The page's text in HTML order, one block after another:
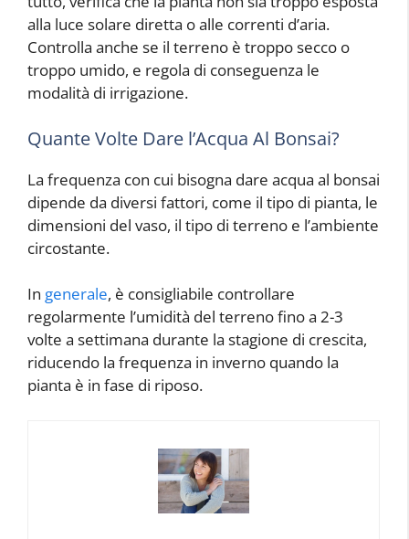
alla luce solare diretta o alle correnti d’aria.
Controlla anche se il terreno è troppo secco o
troppo umido, e regola di conseguenza le
modalità di irrigazione.
Quante Volte Dare l’Acqua Al Bonsai?
La frequenza con cui bisogna dare acqua al bonsai
dipende da diversi fattori, come il tipo di pianta, le
dimensioni del vaso, il tipo di terreno e l’ambiente
circostante.
In generale, è consigliabile controllare
regolarmente l’umidità del terreno fino a 2-3
volte a settimana durante la stagione di crescita,
riducendo la frequenza in inverno quando la
pianta è in fase di riposo.